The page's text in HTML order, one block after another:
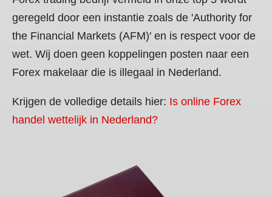
geregeld door een instantie zoals de 'Authority for
the Financial Markets (AFM)' en is respect voor de
wet. Wij doen geen koppelingen posten naar een
Forex makelaar die is illegaal in Nederland.
Krijgen de volledige details hier: Is online Forex
handel wettelijk in Nederland?